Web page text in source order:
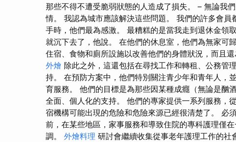
那些不得不遭受脆弱狀態的人造成了損失。 – 無論我
情。 我認為城市應該解決這些問題。 我們的許多會
手時，他們最為感激。 最糟糕的是當我走到退休金領
就沉下去了，他說。 在他們的休息室，他們為無家可
住宿、食物和廁所設施以改善他們的身體狀況，而且
外燴 除此之外，這還包括在尋找工作和轉租、公務管
持。 在預防方案中，他們特別關注青少年和青年人，
育服務。 他們的目標是為那些因某種成癮（無論是酗
全面、個人化的支持。 他們的專家提供一系列服務，
宿機構可能出現的危險和危險來源已經很清楚了。 必
前，在某些地區，家事服務和導致住院的專科護理僅
調。 外燴料理 研討會繼續收集從事老年護理工作的